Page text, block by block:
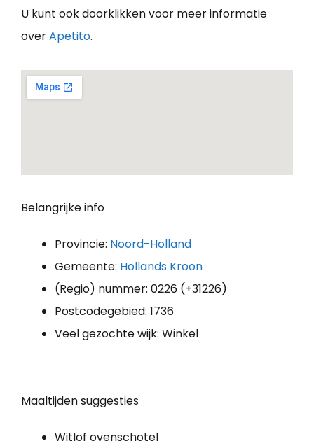
U kunt ook doorklikken voor meer informatie
overApetito.
Belangrijke info
Provincie: Noord-Holland
Gemeente: Hollands Kroon
(Regio) nummer: 0226 (+31226)
Postcodegebied: 1736
Veel gezochte wijk: Winkel
Maaltijden suggesties
Witlof ovenschotel